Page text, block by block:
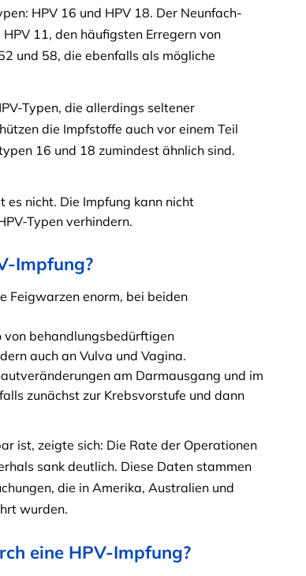
HPV 16 und HPV 18. Der Neunfach-
11, den häufigsten Erregern von
und 58, die ebenfalls als mögliche
Typen, die allerdings seltener
die Impfstoffe auch vor einem Teil
16 und 18 zumindest ähnlich sind.
es nicht. Die Impfung kann nicht
Typen verhindern.
Impfung?
Feigwarzen enorm, bei beiden
von behandlungsbedürftigen
auch an Vulva und Vagina.
am Darmausgang und im
zunächst zur Krebsvorstufe und dann
ist, zeigte sich: Die Rate der Operationen
sank deutlich. Diese Daten stammen
die in Amerika, Australien und
wurden.
eine HPV-Impfung?